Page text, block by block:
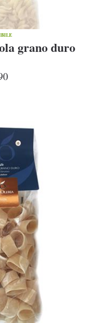
grano duro